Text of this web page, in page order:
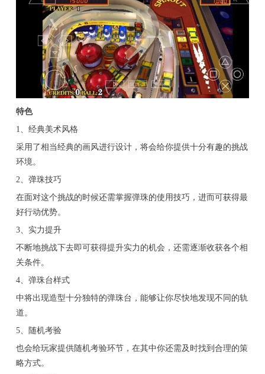
特色
1、经典美术风格
采用了相当经典的画风进行设计，将会给你提供十分有趣的挑战
环境。
2、弹珠技巧
在面对这个挑战的时候还需掌握弹珠的使用技巧，进而可获得最
好行动优势。
3、实力提升
不断地挑战下去即可获得提升实力的机会，还需逐渐收获各个相
关条件。
4、弹珠台样式
中将出现造型十分独特的弹珠台，能够让你尽快地发现不同的轨
道。
5、随机考验
也会给玩家提供随机考验环节，在其中你还需及时找到合理的策
略方式。